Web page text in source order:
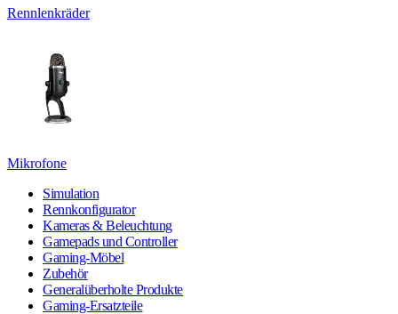
Rennlenkräder
Mikrofone
Simulation
Rennkonfigurator
Kameras & Beleuchtung
Gamepads und Controller
Gaming-Möbel
Zubehör
Generalüberholte Produkte
Gaming-Ersatzteile